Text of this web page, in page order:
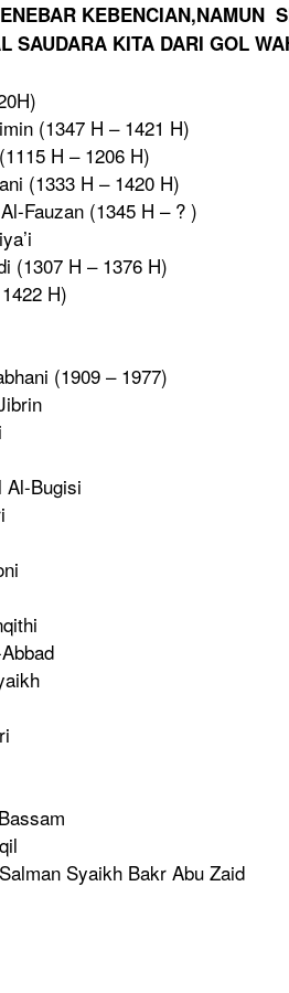
KEBENCIAN,NAMUN
SAUDARA KITA DARI GOL
(1347 H – 1421 H)
H – 1206 H)
(1333 H – 1420 H)
Fauzan (1345 H – ? )
(1307 H – 1376 H)
H)
(1909 – 1977)
Al-Bugisi
ri
Syaikh Bakr Abu Zaid